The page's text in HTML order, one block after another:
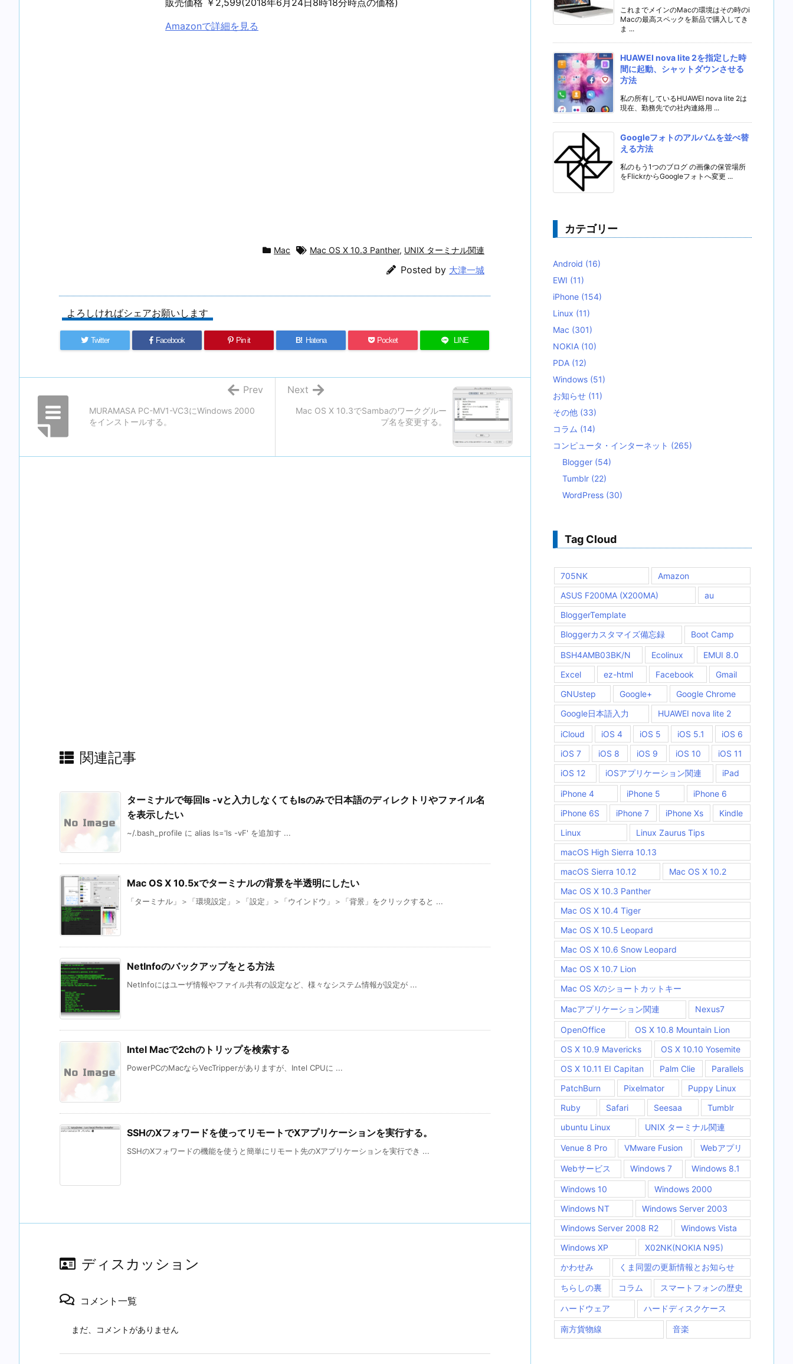
Amazonで詳細を見る
Mac Mac OS X 10.3 Panther, UNIX ターミナル関連
Posted by 大津一城
よろしければシェアお願いします
Twitter Facebook Pin it B! Hatena Pocket LINE
Mac OS X 10.3でSambaのワークグルー
プ名を変更する。
Next
MURAMASA PC-MV1-VC3にWindows 2000
をインストールする。
Prev
関連記事
ターミナルで毎回ls -vと入力しなくてもlsのみで日本語のディレクトリやファイル名
を表示したい
~/.bash_profile に alias ls='ls -vF' を追加す ...
Mac OS X 10.5xでターミナルの背景を半透明にしたい
「ターミナル」＞「環境設定」＞「設定」＞「ウインドウ」＞「背景」をクリックすると ...
NetInfoのバックアップをとる方法
NetInfoにはユーザ情報やファイル共有の設定など、様々なシステム情報が設定が ...
Intel Macで2chのトリップを検索する
PowerPCのMacならVecTripperがありますが、Intel CPUに ...
SSHのXフォワードを使ってリモートでXアプリケーションを実行する。
SSHのXフォワードの機能を使うと簡単にリモート先のXアプリケーションを実行でき ...
ディスカッション
コメント一覧
まだ、コメントがありません
これまでメインのMacの環境はその時のi
Macの最高スペックを新品で購入してき
ま ...
HUAWEI nova lite 2を指定した時
間に起動、シャットダウンさせる
方法
私の所有しているHUAWEI nova lite 2は
現在、勤務先での社内連絡用 ...
Googleフォトのアルバムを並べ替
える方法
私のもう1つのブログ の画像の保管場所
をFlickrからGoogleフォトへ変更 ...
カテゴリー
Android (16)
EWI (11)
iPhone (154)
Linux (11)
Mac (301)
NOKIA (10)
PDA (12)
Windows (51)
お知らせ (11)
その他 (33)
コラム (14)
コンピュータ・インターネット (265)
Blogger (54)
Tumblr (22)
WordPress (30)
Tag Cloud
705NK
Amazon
ASUS F200MA (X200MA)
au
BloggerTemplate
Bloggerカスタマイズ備忘録
Boot Camp
BSH4AMB03BK/N Ecolinux
EMUI 8.0
Excel
ez-html Facebook
Gmail
GNUstep
Google+
Google Chrome
Google日本語入力
HUAWEI nova lite 2
iCloud iOS 4 iOS 5 iOS 5.1
iOS 6
iOS 7
iOS 8 iOS 9 iOS 10
iOS 11
iOS 12
iOSアプリケーション関連 iPad
iPhone 4 iPhone 5
iPhone 6
iPhone 6S
iPhone 7 iPhone Xs
Kindle
Linux
Linux Zaurus Tips
macOS High Sierra 10.13
macOS Sierra 10.12
Mac OS X 10.2
Mac OS X 10.3 Panther
Mac OS X 10.4 Tiger
Mac OS X 10.5 Leopard
Mac OS X 10.6 Snow Leopard
Mac OS X 10.7 Lion
Mac OS Xのショートカットキー
Macアプリケーション関連 Nexus7
OpenOffice
OS X 10.8 Mountain Lion
OS X 10.9 Mavericks
OS X 10.10 Yosemite
OS X 10.11 EI Capitan
Palm Clie
Parallels
PatchBurn
Pixelmator
Puppy Linux
Ruby
Safari Seesaa
Tumblr
ubuntu Linux
UNIX ターミナル関連
Venue 8 Pro VMware Fusion Webアプリ
Webサービス Windows 7 Windows 8.1
Windows 10
Windows 2000
Windows NT
Windows Server 2003
Windows Server 2008 R2
Windows Vista
Windows XP
X02NK(NOKIA N95)
かわせみ
くま同盟の更新情報とお知らせ
ちらしの裏 コラム スマートフォンの歴史
ハードウェア ハードディスクケース
南方貨物線 音楽